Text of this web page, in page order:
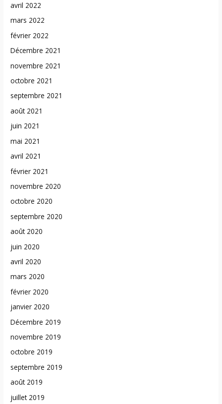
avril 2022
mars 2022
février 2022
Décembre 2021
novembre 2021
octobre 2021
septembre 2021
août 2021
juin 2021
mai 2021
avril 2021
février 2021
novembre 2020
octobre 2020
septembre 2020
août 2020
juin 2020
avril 2020
mars 2020
février 2020
janvier 2020
Décembre 2019
novembre 2019
octobre 2019
septembre 2019
août 2019
juillet 2019